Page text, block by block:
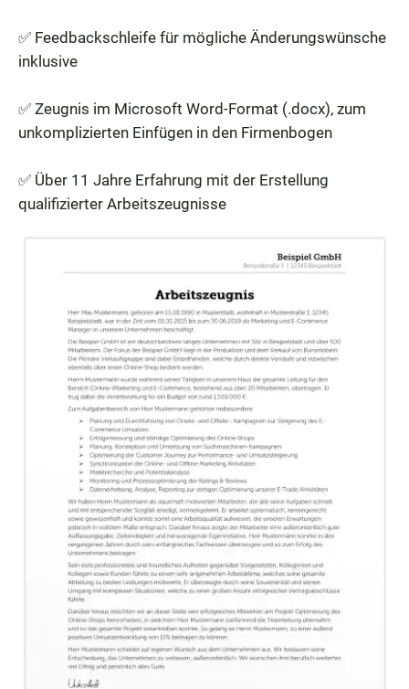
✅ Feedbackschleife für mögliche Änderungswünsche
inklusive
✅ Zeugnis im Microsoft Word-Format (.docx), zum
unkomplizierten Einfügen in den Firmenbogen
✅ Über 11 Jahre Erfahrung mit der Erstellung
qualifizierter Arbeitszeugnisse